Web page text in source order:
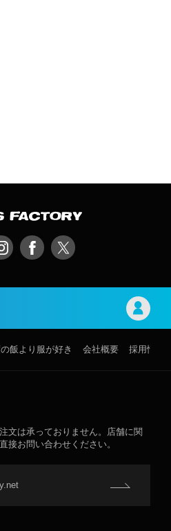
飯より服が好き 会社概要 採用情報
文は承っておりません。店舗に関
接お問い合わせください。